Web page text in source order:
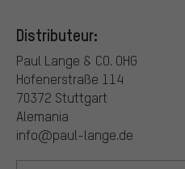
Distributeur:
Paul Lange & CO. OHG
Hofenerstraße 114
70372 Stuttgart
Alemania
info@paul-lange.de